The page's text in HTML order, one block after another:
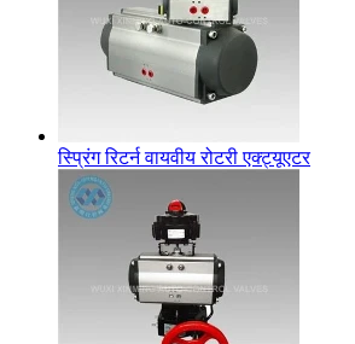
स्प्रिंग रिटर्न वायवीय रोटरी एक्ट्यूएटर